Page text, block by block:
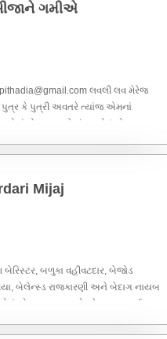
ગમીએ
લવલી લવ મેરેજ
કે પુત્રી અવતરે ત્યાંજ એમનાં
તો જન્મ પહેલાં જ એવું એડવાન્સ
Mijaj
બેરિસ્ટર, બળુકા વહીવટદાર, બેજોડ
બેલેન્સ્ડ રાજકારણી અને બેદાગ નાયબ
એકમાત્ર નામ એટલે વલ્લભભાઈ